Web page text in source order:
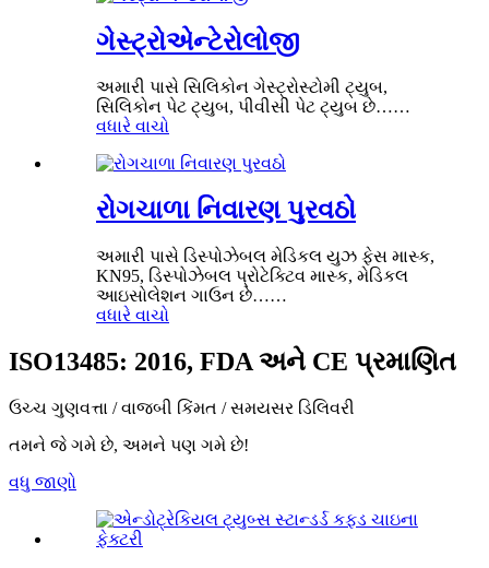
ગેસ્ટ્રોએન્ટેરોલોજી
અમારી પાસે સિલિકોન ગેસ્ટ્રોસ્ટોમી ટ્યુબ,
સિલિકોન પેટ ટ્યુબ, પીવીસી પેટ ટ્યુબ છે……
વધારે વાચો
રોગચાળા નિવારણ પુરવઠો
અમારી પાસે ડિસ્પોઝેબલ મેડિકલ યુઝ ફેસ માસ્ક,
KN95, ડિસ્પોઝેબલ પ્રોટેક્ટિવ માસ્ક, મેડિકલ
આઇસોલેશન ગાઉન છે……
વધારે વાચો
ISO13485: 2016, FDA અને CE પ્રમાણિત
ઉચ્ચ ગુણવત્તા / વાજબી કિંમત / સમયસર ડિલિવરી
તમને જે ગમે છે, અમને પણ ગમે છે!
વધુ જાણો